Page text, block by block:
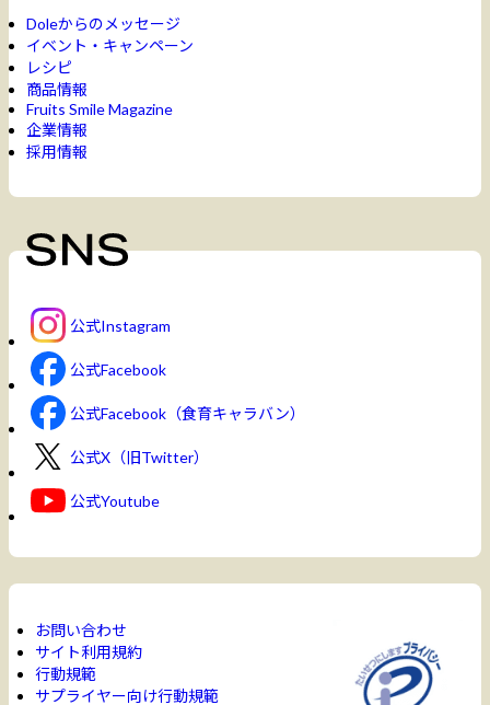
Doleからのメッセージ
イベント・キャンペーン
レシピ
商品情報
Fruits Smile Magazine
企業情報
採用情報
公式Instagram
公式Facebook
公式Facebook（食育キャラバン）
公式X（旧Twitter）
公式Youtube
お問い合わせ
サイト利用規約
行動規範
サプライヤー向け行動規範